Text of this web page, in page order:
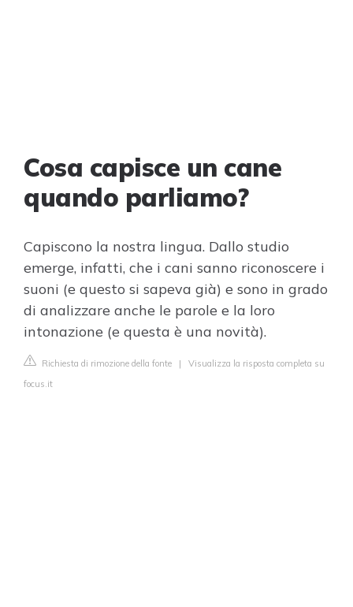
Cosa capisce un cane
quando parliamo?
Capiscono la nostra lingua. Dallo studio
emerge, infatti, che i cani sanno riconoscere i
suoni (e questo si sapeva già) e sono in grado
di analizzare anche le parole e la loro
intonazione (e questa è una novità).
Richiesta di rimozione della fonte | Visualizza la risposta completa su
focus.it